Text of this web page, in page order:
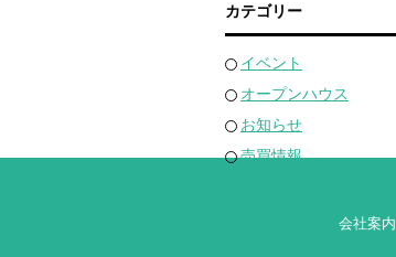
カテゴリー
イベント
オープンハウス
お知らせ
売買情報
会社案内